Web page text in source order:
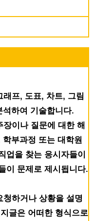
래프, 도표, 차트, 그림
하여 기술합니다.
이나 질문에 대한 해
부과정 또는 대학원
업을 찾는 응시자들이
이 문제로 제시됩니다.
청하거나 상황을 설명
글은 어떠한 형식으로